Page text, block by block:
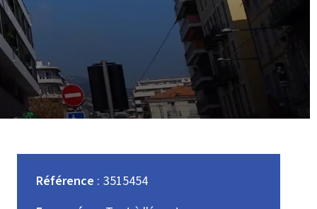
Référence 3515454